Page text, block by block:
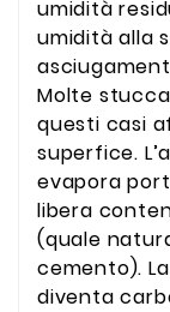
umidità
umidità alla
Molte
questi casi
superfice.
evapora
libera
(quale
cemento).
diventa